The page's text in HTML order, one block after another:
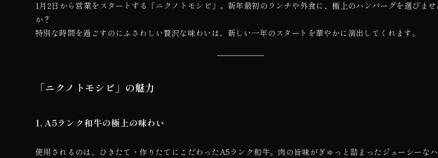
1月2日から営業をスタートする「ニクノトモシビ」。新年最初のランチや外食に、極上のハンバーグを選びま
か？
特別な時間を過ごすのにふさわしい贅沢な味わいは、新しい一年のスタートを華やかに演出してくれます。
「ニクノトモシビ」の魅力
1. A5ランク和牛の極上の味わい
使用されるのは、ひきたて・作りたてにこだわったA5ランク和牛。肉の旨味がぎゅっと詰まったジューシーなハ